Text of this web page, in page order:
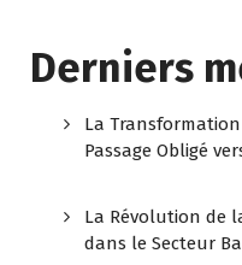
Derniers
La Transformation
Passage Obligé
La Révolution de
dans le Secteur